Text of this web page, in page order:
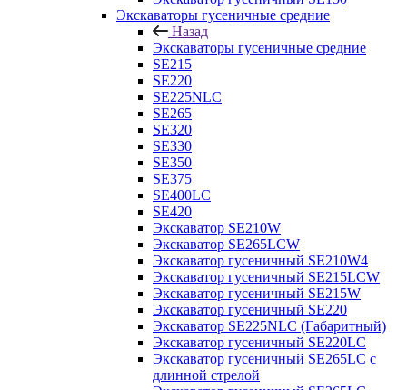
Экскаваторы гусеничные средние
Назад
Экскаваторы гусеничные средние
SE215
SE220
SE225NLC
SE265
SE320
SE330
SE350
SE375
SE400LC
SE420
Экскаватор SE210W
Экскаватор SE265LCW
Экскаватор гусеничный SE210W4
Экскаватор гусеничный SE215LCW
Экскаватор гусеничный SE215W
Экскаватор гусеничный SE220
Экскаватор SE225NLC (Габаритный)
Экскаватор гусеничный SE220LC
Экскаватор гусеничный SE265LC с
длинной стрелой